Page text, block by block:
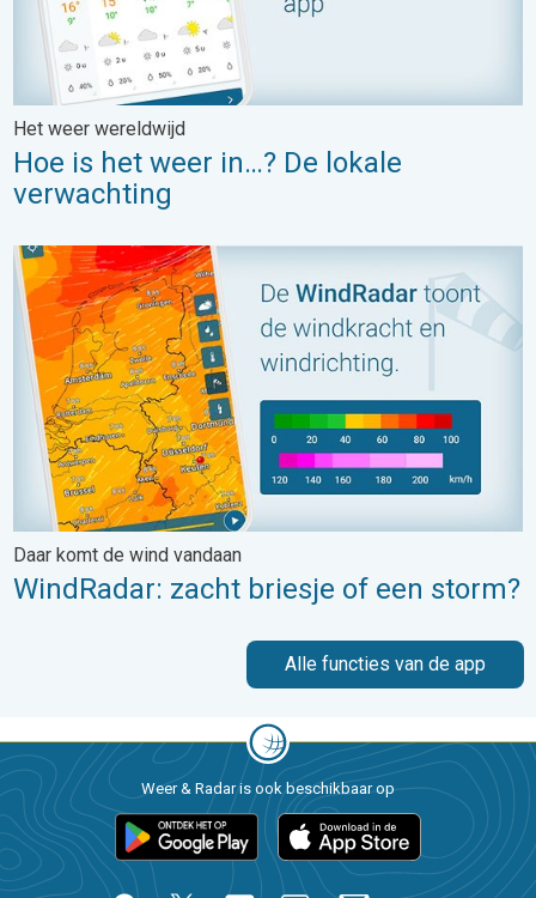
Het weer wereldwijd
Hoe is het weer in…? De lokale
verwachting
WindRadar: zacht briesje of een storm?. Daar komt de wind
Daar komt de wind vandaan
WindRadar: zacht briesje of een storm?
Alle functies van de app
Weer & Radar is ook beschikbaar op